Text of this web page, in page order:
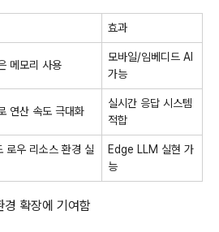
효과
메모리 사용
모바일/임베디드 AI
가능
연산 속도 극대화
실시간 응답 시스템
적합
로우 리소스 환경 실
Edge LLM 실현 가
능
확장에 기여함